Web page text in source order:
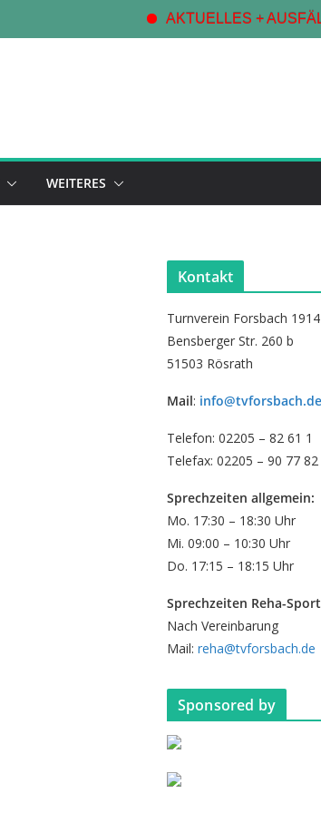
AKTUELLES +
WEITERES
Kontakt
Turnverein Forsbach 1914
Bensberger Str. 260 b
51503 Rösrath
Mail: info@tvforsbach.de
Telefon: 02205 – 82 61 1
Telefax: 02205 – 90 77 82
Sprechzeiten allgemein:
Mo. 17:30 – 18:30 Uhr
Mi. 09:00 – 10:30 Uhr
Do. 17:15 – 18:15 Uhr
Sprechzeiten Reha-
Nach Vereinbarung
Mail: reha@tvforsbach.de
Sponsored by